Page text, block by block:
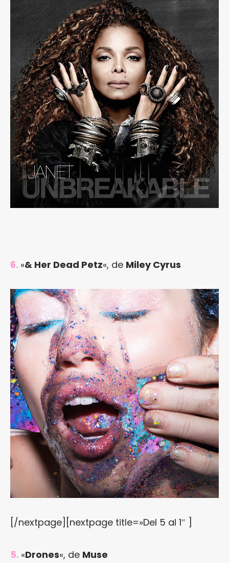
6. «& Her Dead Petz«, de Miley Cyrus
[/nextpage][nextpage title=»Del 5 al 1″ ]
5. «Drones«, de Muse